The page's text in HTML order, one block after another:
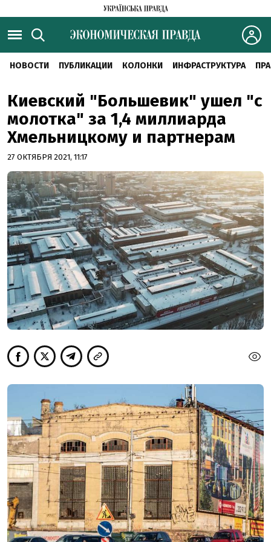
НОВОСТИ ПУБЛИКАЦИИ КОЛОНКИ ИНФРАСТРУКТУРА
Киевский "Большевик" ушел "с
молотка" за 1,4 миллиарда
Хмельницкому и партнерам
27 ОКТЯБРЯ 2021, 11:17